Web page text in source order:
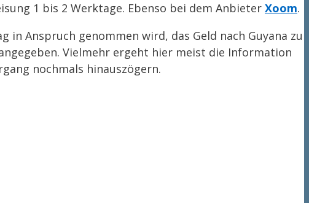
1 bis 2 Werktage. Ebenso bei dem Anbieter Xoom.
in Anspruch genommen wird, das Geld nach Guyana zu
Vielmehr ergeht hier meist die Information
nochmals hinauszögern.